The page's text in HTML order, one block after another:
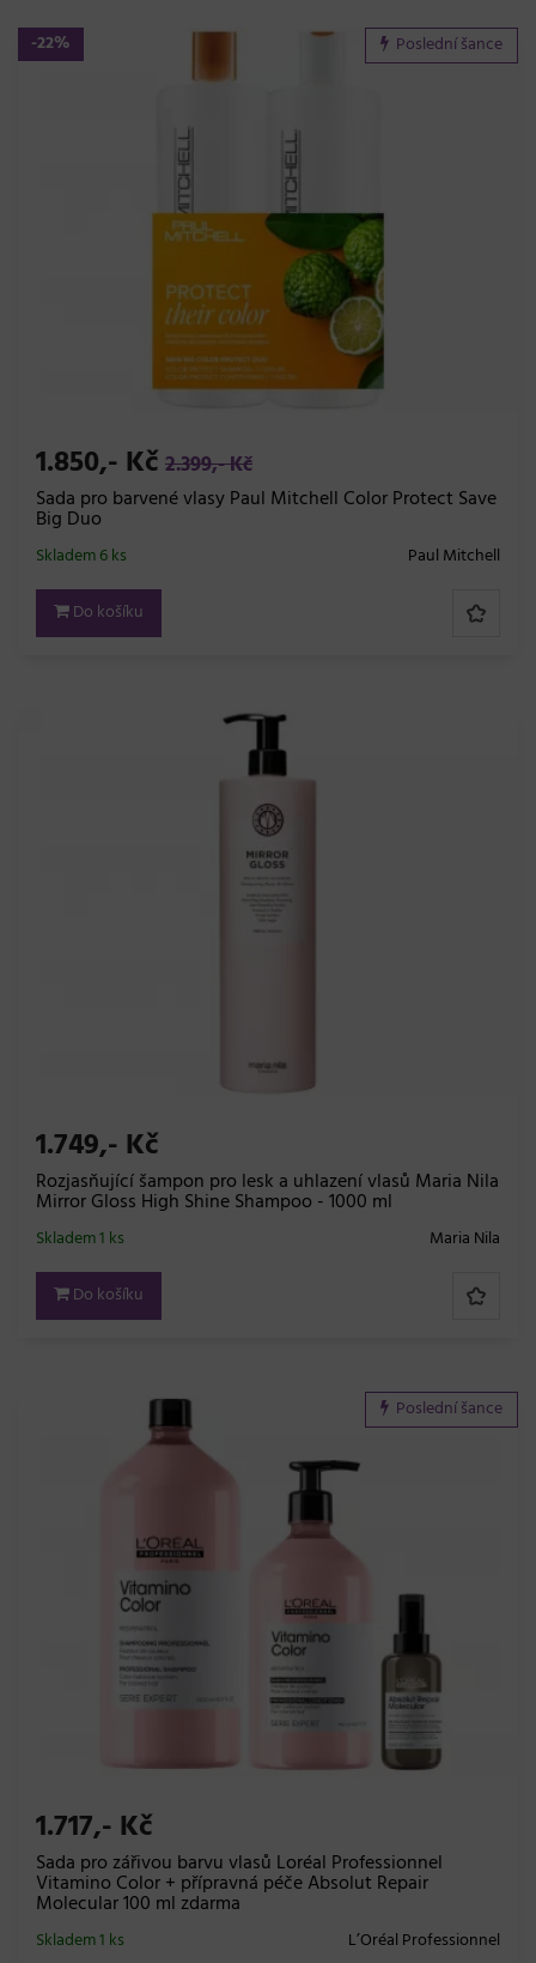
-22% Poslední šance
1.850,- Kč 2.399,- Kč
Sada pro barvené vlasy Paul Mitchell Color Protect Save
Big Duo
Paul Mitchell
Skladem 6 ks
Do košíku
1.749,- Kč
Rozjasňující šampon pro lesk a uhlazení vlasů Maria Nila
Mirror Gloss High Shine Shampoo - 1000 ml
Maria Nila
Skladem 1 ks
Do košíku
Poslední šance
1.717,- Kč
Sada pro zářivou barvu vlasů Loréal Professionnel
Vitamino Color + přípravná péče Absolut Repair
Molecular 100 ml zdarma
L’Oréal Professionnel
Skladem 1 ks